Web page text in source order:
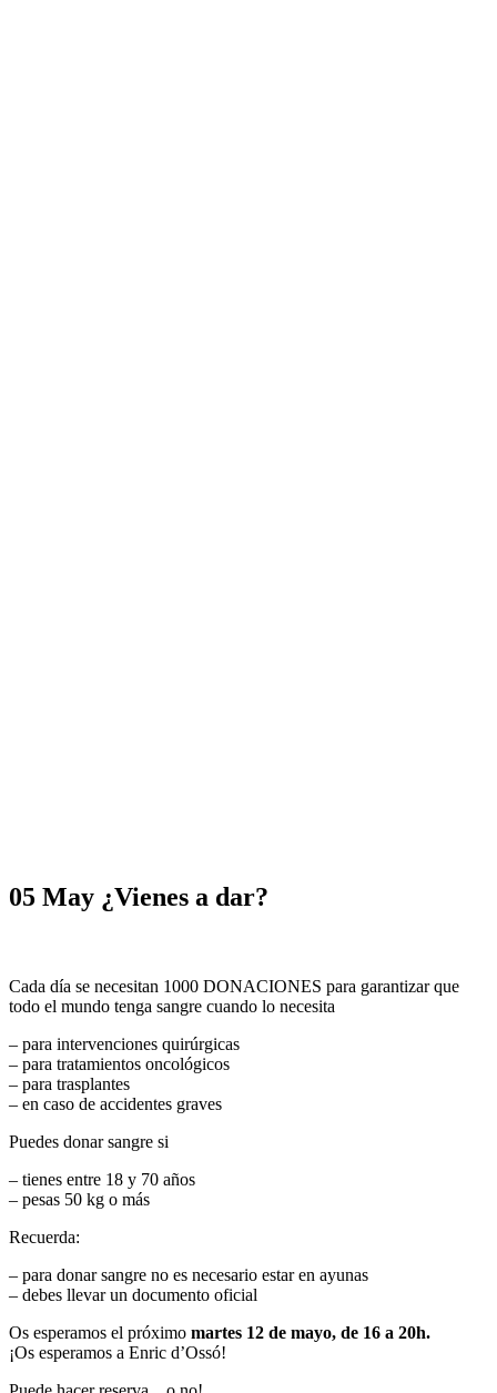
05 May ¿Vienes a dar?
Cada día se necesitan 1000 DONACIONES para garantizar que
todo el mundo tenga sangre cuando lo necesita
– para intervenciones quirúrgicas
– para tratamientos oncológicos
– para trasplantes
– en caso de accidentes graves
Puedes donar sangre si
– tienes entre 18 y 70 años
– pesas 50 kg o más
Recuerda:
– para donar sangre no es necesario estar en ayunas
– debes llevar un documento oficial
Os esperamos el próximo martes 12 de mayo, de 16 a 20h.
¡Os esperamos a Enric d’Ossó!